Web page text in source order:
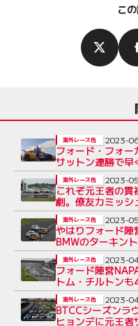
こ
フォード・フォ
サットン連勝で
海外レース他 2023-
これぞ元王者の
劇。僚友カミッ
海外レース他 2023-
やはりフォード陣
BMWのターキン
海外レース他 2023-
フォード陣営
トム・チルトン
海外レース他 2023-
BTCCシーズンラ
ヒョンデに元王
海外レース他 2023-